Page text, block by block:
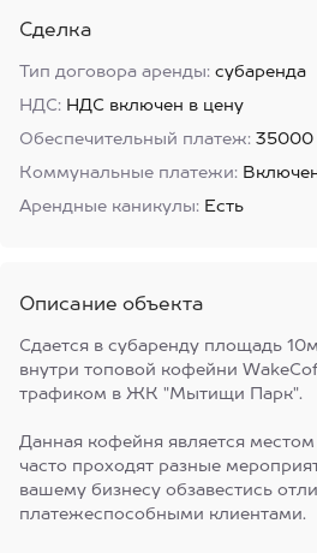
Сделка
Тип договора аренды: субаренда
НДС: НДС включен в цену
Обеспечительный платеж: 35000
Коммунальные платежи:
Арендные каникулы: Есть
Описание объекта
Сдается в субаренду площадь
внутри топовой кофейни
трафиком в ЖК "Мытищи Парк".
Данная кофейня является
часто проходят разные
вашему бизнесу обзавестись
платежеспособными клиентами.